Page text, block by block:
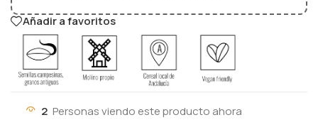
Añadir a favoritos
2 Personas viendo este producto ahora